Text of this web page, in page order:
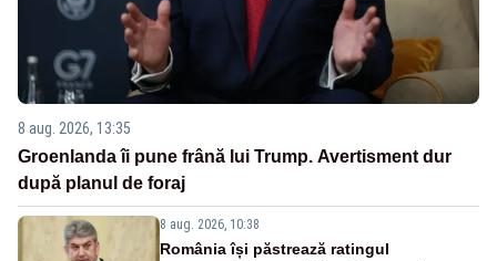
8 aug. 2026, 13:35
Groenlanda îi pune frână lui Trump. Avertisment dur
după planul de foraj
8 aug. 2026, 10:38
România își păstrează ratingul